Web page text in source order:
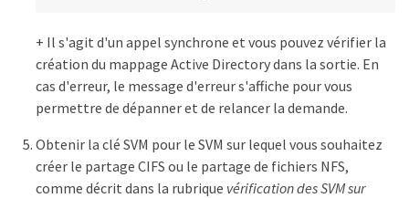
+ Il s'agit d'un appel synchrone et vous pouvez vérifier la
création du mappage Active Directory dans la sortie. En
cas d'erreur, le message d'erreur s'affiche pour vous
permettre de dépanner et de relancer la demande.
Obtenir la clé SVM pour le SVM sur lequel vous souhaitez
créer le partage CIFS ou le partage de fichiers NFS,
comme décrit dans la rubrique vérification des SVM sur